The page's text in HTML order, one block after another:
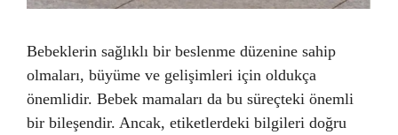
Bebeklerin sağlıklı bir beslenme düzenine sahip
olmaları, büyüme ve gelişimleri için oldukça
önemlidir. Bebek mamaları da bu süreçteki önemli
bir bileşendir. Ancak, etiketlerdeki bilgileri doğru